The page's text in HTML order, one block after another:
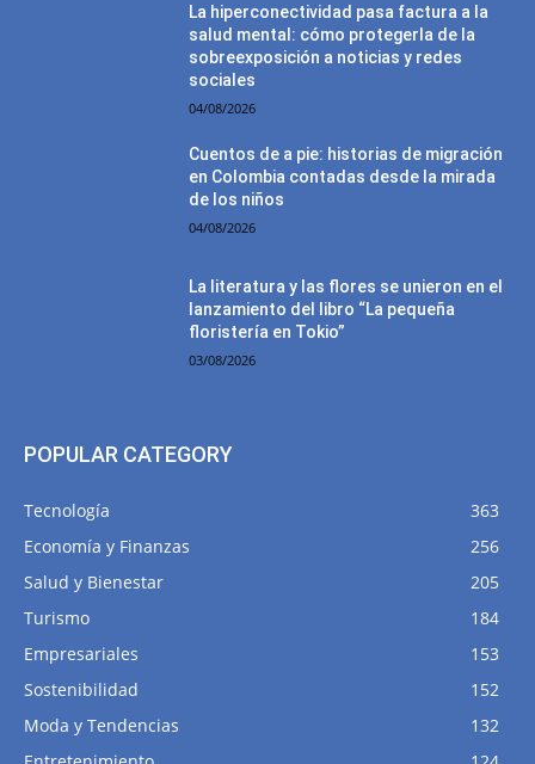
La hiperconectividad pasa factura a la
salud mental: cómo protegerla de la
sobreexposición a noticias y redes
sociales
04/08/2026
Cuentos de a pie: historias de migración
en Colombia contadas desde la mirada
de los niños
04/08/2026
La literatura y las flores se unieron en el
lanzamiento del libro “La pequeña
floristería en Tokio”
03/08/2026
POPULAR CATEGORY
Tecnología
363
Economía y Finanzas
256
Salud y Bienestar
205
Turismo
184
Empresariales
153
Sostenibilidad
152
Moda y Tendencias
132